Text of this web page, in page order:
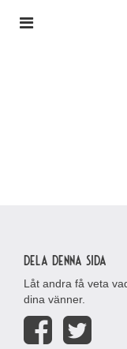
Dela denna sida
Låt andra få veta
dina vänner.